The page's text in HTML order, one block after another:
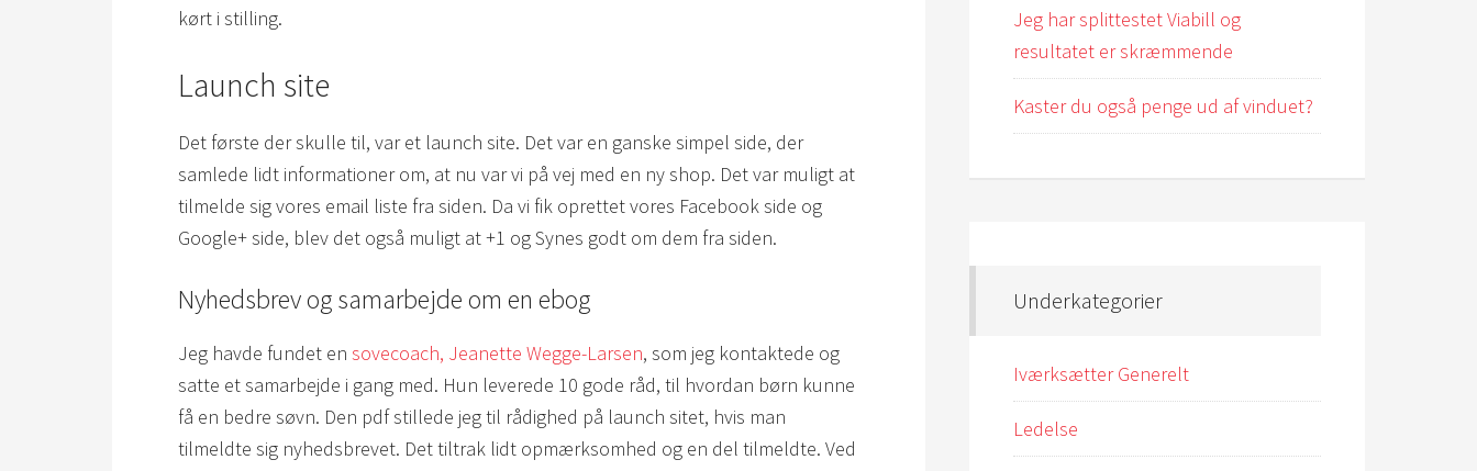
kørt i stilling.
Launch site
Det første der skulle til, var et launch site. Det var en ganske simpel side, der
samlede lidt informationer om, at nu var vi på vej med en ny shop. Det var muligt at
tilmelde sig vores email liste fra siden. Da vi fik oprettet vores Facebook side og
Google+ side, blev det også muligt at +1 og Synes godt om dem fra siden.
Nyhedsbrev og samarbejde om en ebog
Jeg havde fundet en sovecoach, Jeanette Wegge-Larsen, som jeg kontaktede og
satte et samarbejde i gang med. Hun leverede 10 gode råd, til hvordan børn kunne
få en bedre søvn. Den pdf stillede jeg til rådighed på launch sitet, hvis man
tilmeldte sig nyhedsbrevet. Det tiltrak lidt opmærksomhed og en del tilmeldte. Ved
Jeg har splittestet Viabill og
resultatet er skræmmende
Kaster du også penge ud af vinduet?
Underkategorier
Iværksætter Generelt
Ledelse